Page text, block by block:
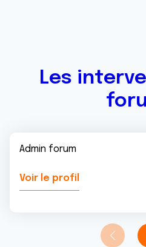
Les
Admin forum
Voir le profil